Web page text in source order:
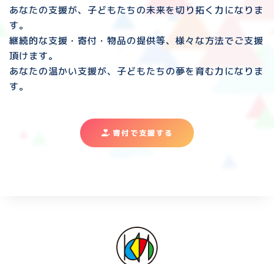
あなたの支援が、子どもたちの未来を切り拓く力になりま
す。
継続的な支援・寄付・物品の提供等、様々な方法でご支援
頂けます。
あなたの温かい支援が、子どもたちの夢を育む力になりま
す。
寄付で支援する